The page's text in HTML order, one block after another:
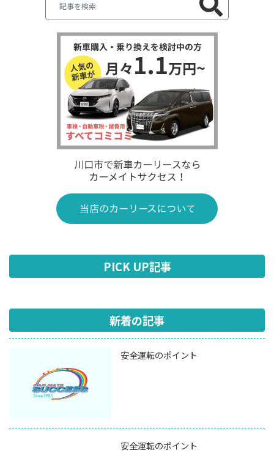
PICK UP記事
新着の記事
安全運転のポイント
安全運転のポイント